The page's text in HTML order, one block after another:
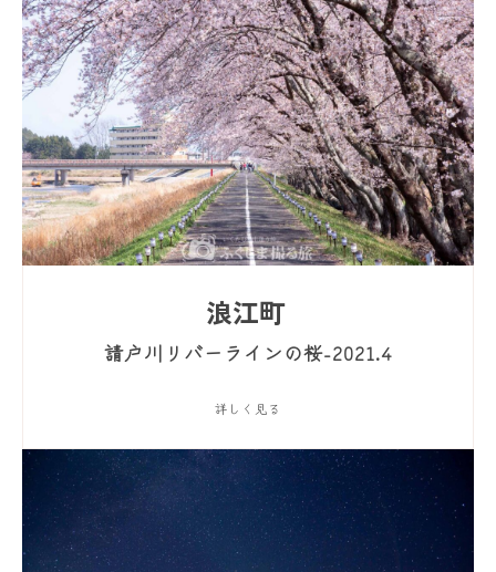
浪江町
請戸川リバーラインの桜-2021.4
詳しく見る